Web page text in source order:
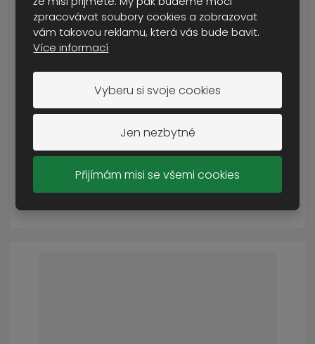
zpracovávat soubory cookies a zobrazovat
vám takovou reklamu, která vás bude bavit.
Více informací
Vyberu si svoje cookies
Jen nezbytné
Přijímám misi se všemi cookies
blůza hradní stráž s opaskem
od50 Kč
Cena s DPH
DETAIL
SKLADEM VÍCE NEŽ 5 KS